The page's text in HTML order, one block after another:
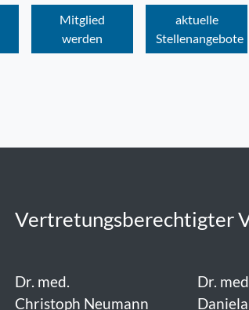
Mitglied
werden
aktuelle
Stellenangebote
Vertretungsberechtigter
Dr. med.
Christoph Neumann
Dr.